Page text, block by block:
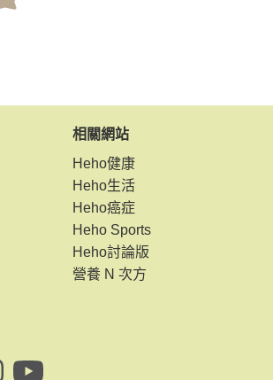
相關網站
Heho健康
Heho生活
Heho癌症
Heho Sports
Heho討論版
營養 N 次方